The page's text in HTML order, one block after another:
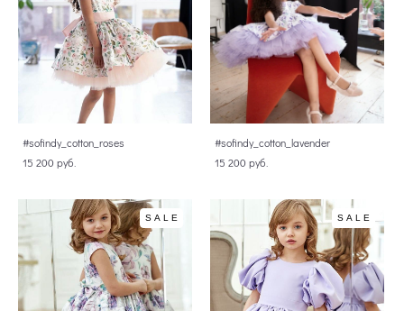
#sofindy_cotton_roses
15 200 pуб.
#sofindy_cotton_lavender
15 200 pуб.
SALE SALE